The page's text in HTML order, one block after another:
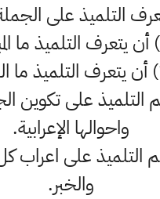
التلميذ على تكوين
واحوالها الإعرابية.
التلميذ على اعراب كل
والخبر.